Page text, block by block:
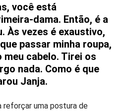
você está
dama. Então, é a
Às vezes é exaustivo,
passar minha roupa,
meu cabelo. Tirei os
nada. Como é que
Janja.
reforçar uma postura de